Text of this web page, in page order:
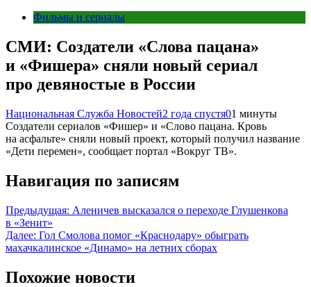
Фильмы и сериалы
СМИ: Создатели «Слова пацана»
и «Фишера» сняли новый сериал
про девяностые в России
Национальная Служба Новостей2 года спустя01 минуты
Создатели сериалов «Фишер» и «Слово пацана. Кровь
на асфальте» сняли новый проект, который получил название
«Дети перемен», сообщает портал «Вокруг ТВ».
Навигация по записям
Предыдущая: Аленичев высказался о переходе Глушенкова
в «Зенит»
Далее: Гол Смолова помог «Краснодару» обыграть
махачкалинское «Динамо» на летних сборах
Похожие новости